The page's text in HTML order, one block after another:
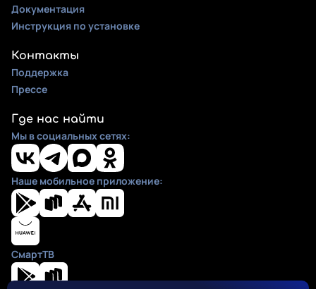
Документация
Инструкция по установке
Контакты
Поддержка
Прессе
Где нас найти
Мы в социальных сетях:
Наше мобильное приложение:
СмартТВ